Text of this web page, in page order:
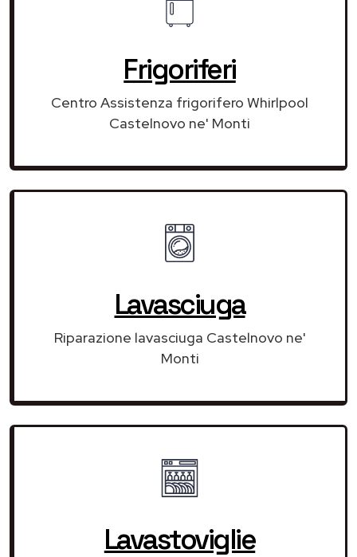
Frigoriferi
Centro Assistenza frigorifero Whirlpool
Castelnovo ne' Monti
Lavasciuga
Riparazione lavasciuga Castelnovo ne'
Monti
Lavastoviglie